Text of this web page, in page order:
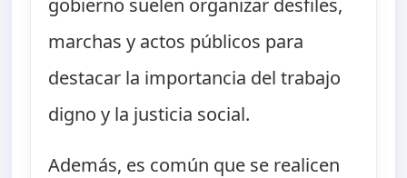
marchas y actos públicos para
destacar la importancia del trabajo
digno y la justicia social.
Además, es común que se realicen